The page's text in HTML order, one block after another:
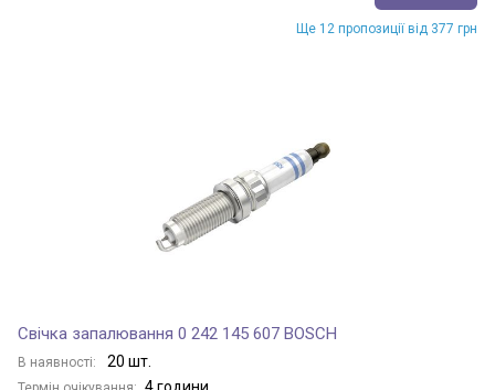
Ще 12 пропозиції від 377 грн
Свічка запалювання 0 242 145 607 BOSCH
В наявності: 20 шт.